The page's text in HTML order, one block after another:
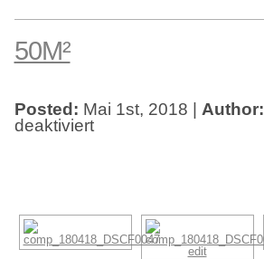
50M²
Posted: Mai 1st, 2018 | Author:
deaktiviertfür
50m²